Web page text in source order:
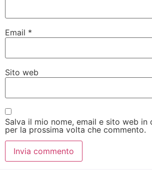
Email *
Sito web
Salva il mio nome, email e sito web in
per la prossima volta che commento.